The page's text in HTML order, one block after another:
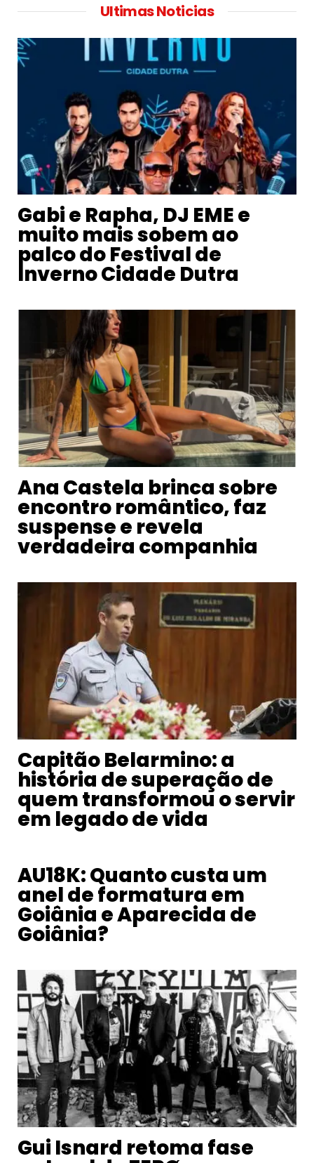
Ultimas Noticias
Gabi e Rapha, DJ EME e
muito mais sobem ao
palco do Festival de
Inverno Cidade Dutra
Ana Castela brinca sobre
encontro romântico, faz
suspense e revela
verdadeira companhia
Capitão Belarmino: a
história de superação de
quem transformou o servir
em legado de vida
AU18K: Quanto custa um
anel de formatura em
Goiânia e Aparecida de
Goiânia?
Gui Isnard retoma fase